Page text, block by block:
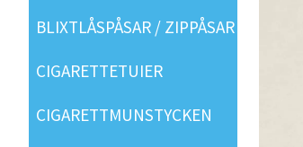
BLIXTLÅSPÅSAR / ZIPPÅSAR
CIGARETTETUIER
CIGARETTMUNSTYCKEN